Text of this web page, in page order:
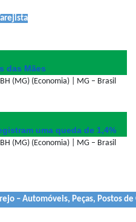
das Mães
(MG) (Economia) | MG – Brasil
uma queda de 1,4%
(MG) (Economia) | MG – Brasil
– Automóveis, Peças, Postos